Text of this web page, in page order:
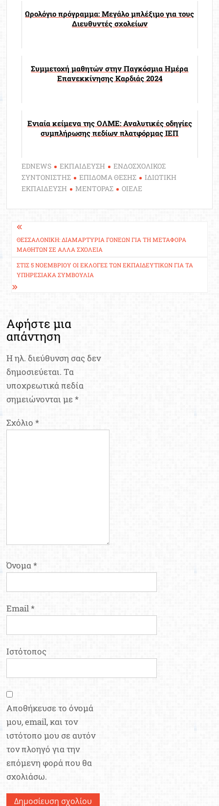
Ωρολόγιο πρόγραμμα: Μεγάλο μπλέξιμο για τους
Διευθυντές σχολείων
Συμμετοχή μαθητών στην Παγκόσμια Ημέρα
Επανεκκίνησης Καρδιάς 2024
Ενιαία κείμενα της ΟΛΜΕ: Αναλυτικές οδηγίες
συμπλήρωσης πεδίων πλατφόρμας ΙΕΠ
EDNEWS ΕΚΠΑΙΔΕΥΣΗ
ΕΝΔΟΣΧΟΛΙΚΟΣ
ΣΥΝΤΟΝΙΣΤΗΣ
ΕΠΙΔΟΜΑ ΘΕΣΗΣ
ΙΔΙΩΤΙΚΗ
ΕΚΠΑΙΔΕΥΣΗ
ΜΕΝΤΟΡΑΣ ΟΙΕΛΕ
Πλοήγηση
άρθρων
ΘΕΣΣΑΛΟΝΊΚΗ: ΔΙΑΜΑΡΤΥΡΊΑ ΓΟΝΈΩΝ ΓΙΑ ΤΗ ΜΕΤΑΦΟΡΆ
ΜΑΘΗΤΏΝ ΣΕ ΆΛΛΑ ΣΧΟΛΕΊΑ
ΣΤΙΣ 5 ΝΟΕΜΒΡΊΟΥ ΟΙ ΕΚΛΟΓΈΣ ΤΩΝ ΕΚΠΑΙΔΕΥΤΙΚΏΝ ΓΙΑ ΤΑ
ΥΠΗΡΕΣΙΑΚΆ ΣΥΜΒΟΎΛΙΑ
Αφήστε μια
απάντηση
Η ηλ. διεύθυνση σας δεν
δημοσιεύεται. Τα
υποχρεωτικά πεδία
σημειώνονται με*
Σχόλιο*
Όνομα*
Email*
Ιστότοπος
Αποθήκευσε το όνομά
μου, email, και τον
ιστότοπο μου σε αυτόν
τον πλοηγό για την
επόμενη φορά που θα
σχολιάσω.